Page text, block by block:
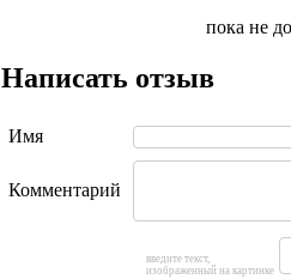
пока не
Написать отзыв
Имя
Комментарий
введите текст,
изображенный на картинке